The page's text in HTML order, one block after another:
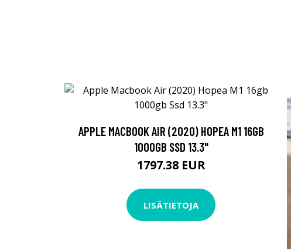
APPLE MACBOOK AIR (2020) HOPEA M1 16GB
1000GB SSD 13.3"
1797.38 EUR
LISÄTIETOJA